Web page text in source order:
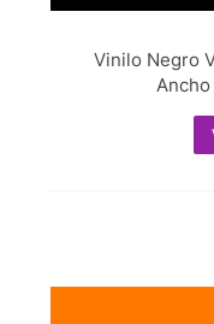
Vinilo Negro
Ancho